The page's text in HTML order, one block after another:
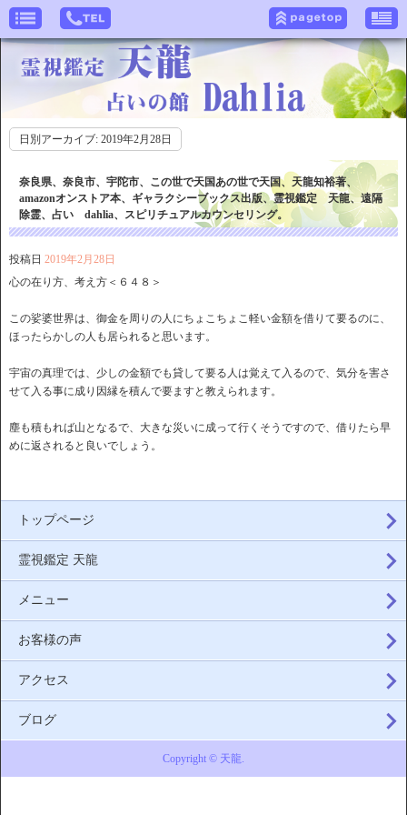
日別アーカイブ: 2019年2月28日
奈良県、奈良市、宇陀市、この世で天国あの世で天国、天龍知裕著、
amazonオンストア本、ギャラクシーブックス出版、霊視鑑定 天龍、遠隔
除霊、占い dahlia、スピリチュアルカウンセリング。
投稿日 2019年2月28日
心の在り方、考え方＜６４８＞
この娑婆世界は、御金を周りの人にちょこちょこ軽い金額を借りて要るのに、
ほったらかしの人も居られると思います。
宇宙の真理では、少しの金額でも貸して要る人は覚えて入るので、気分を害さ
せて入る事に成り因縁を積んで要ますと教えられます。
塵も積もれば山となるで、大きな災いに成って行くそうですので、借りたら早
めに返されると良いでしょう。
トップページ
霊視鑑定 天龍
メニュー
お客様の声
アクセス
ブログ
Copyright © 天龍.